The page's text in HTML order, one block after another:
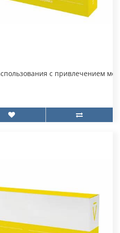
с привлечением